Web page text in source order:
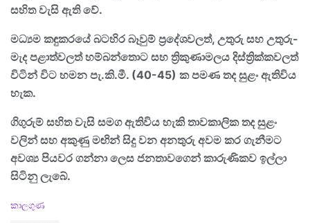
සහිත වැසි ඇති වේ.
මධ්‍යම කඳුකරයේ බටහිර බෑවුම් ප්‍රදේශවලත්, උතුරු සහ උතුරු-
මැද පළාත්වලත් හම්බන්තොට සහ ත්‍රිකුණාමලය දිස්ත්‍රික්කවලත්
විටින් විට හමන පැ.කි.මී. (40-45) ක පමණ තද සුළං ඇතිවිය
හැක.
ගිගුරුම් සහිත වැසි සමග ඇතිවිය හැකි තාවකාලික තද සුළං
වලින් සහ අකුණු මඟින් සිදු වන අනතුරු අවම කර ගැනීමට
අවශ්‍ය පියවර ගන්නා ලෙස ජනතාවගෙන් කාරුණිකව ඉල්ලා
සිටිනු ලැබේ.
C
කාලගුණ